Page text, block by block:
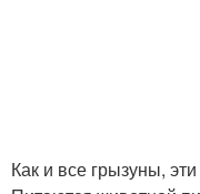
Как и все грызуны,